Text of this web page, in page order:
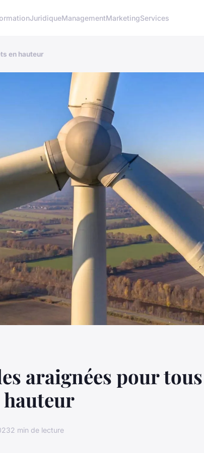
JuridiqueManagementMarketingServices
en hauteur
araignées pour
2 min de lecture